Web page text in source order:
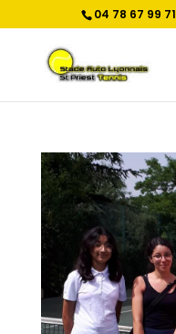
04 78 67 99 71